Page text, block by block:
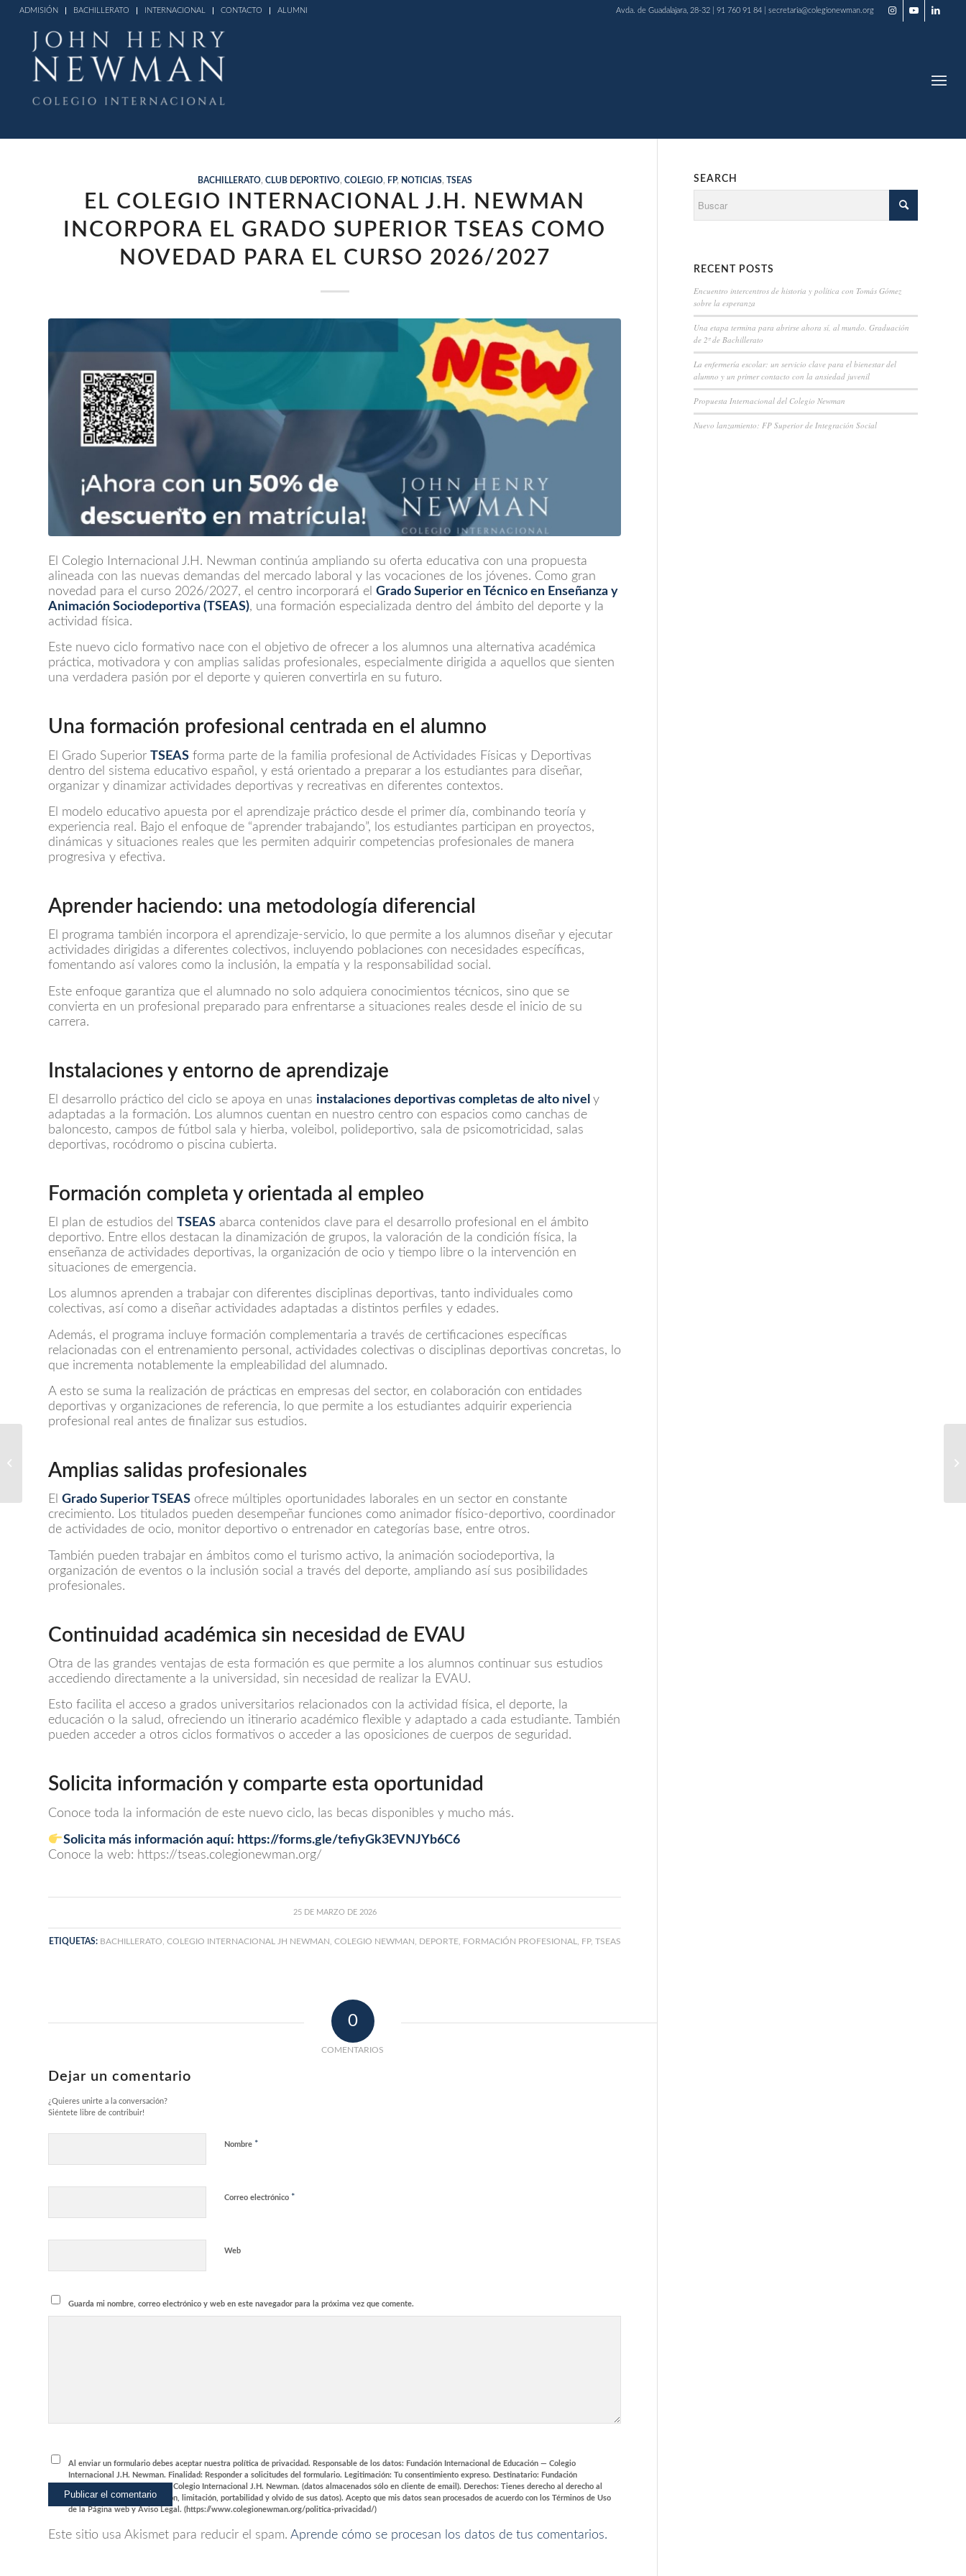
ADMISIÓN BACHILLERATO INTERNACIONAL CONTACTO ALUMNI Avda. de Guadalajara, 28-32 | 91 760 91 84 | secretaria@colegionewman.org
BACHILLERATO, CLUB DEPORTIVO, COLEGIO, FP, NOTICIAS, TSEAS
EL COLEGIO INTERNACIONAL J.H. NEWMAN
INCORPORA EL GRADO SUPERIOR TSEAS COMO
NOVEDAD PARA EL CURSO 2026/2027
El Colegio Internacional J.H. Newman continúa ampliando su oferta educativa con una propuesta
alineada con las nuevas demandas del mercado laboral y las vocaciones de los jóvenes. Como gran
novedad para el curso 2026/2027, el centro incorporará el Grado Superior en Técnico en Enseñanza y
Animación Sociodeportiva (TSEAS), una formación especializada dentro del ámbito del deporte y la
actividad física.
Este nuevo ciclo formativo nace con el objetivo de ofrecer a los alumnos una alternativa académica
práctica, motivadora y con amplias salidas profesionales, especialmente dirigida a aquellos que sienten
una verdadera pasión por el deporte y quieren convertirla en su futuro.
Una formación profesional centrada en el alumno
El Grado Superior TSEAS forma parte de la familia profesional de Actividades Físicas y Deportivas
dentro del sistema educativo español, y está orientado a preparar a los estudiantes para diseñar,
organizar y dinamizar actividades deportivas y recreativas en diferentes contextos.
El modelo educativo apuesta por el aprendizaje práctico desde el primer día, combinando teoría y
experiencia real. Bajo el enfoque de “aprender trabajando”, los estudiantes participan en proyectos,
dinámicas y situaciones reales que les permiten adquirir competencias profesionales de manera
progresiva y efectiva.
Aprender haciendo: una metodología diferencial
El programa también incorpora el aprendizaje-servicio, lo que permite a los alumnos diseñar y ejecutar
actividades dirigidas a diferentes colectivos, incluyendo poblaciones con necesidades específicas,
fomentando así valores como la inclusión, la empatía y la responsabilidad social.
Este enfoque garantiza que el alumnado no solo adquiera conocimientos técnicos, sino que se
convierta en un profesional preparado para enfrentarse a situaciones reales desde el inicio de su
carrera.
Instalaciones y entorno de aprendizaje
El desarrollo práctico del ciclo se apoya en unas instalaciones deportivas completas de alto nivel y
adaptadas a la formación. Los alumnos cuentan en nuestro centro con espacios como canchas de
baloncesto, campos de fútbol sala y hierba, voleibol, polideportivo, sala de psicomotricidad, salas
deportivas, rocódromo o piscina cubierta.
Formación completa y orientada al empleo
El plan de estudios del TSEAS abarca contenidos clave para el desarrollo profesional en el ámbito
deportivo. Entre ellos destacan la dinamización de grupos, la valoración de la condición física, la
enseñanza de actividades deportivas, la organización de ocio y tiempo libre o la intervención en
situaciones de emergencia.
Los alumnos aprenden a trabajar con diferentes disciplinas deportivas, tanto individuales como
colectivas, así como a diseñar actividades adaptadas a distintos perfiles y edades.
Además, el programa incluye formación complementaria a través de certificaciones específicas
relacionadas con el entrenamiento personal, actividades colectivas o disciplinas deportivas concretas, lo
que incrementa notablemente la empleabilidad del alumnado.
A esto se suma la realización de prácticas en empresas del sector, en colaboración con entidades
deportivas y organizaciones de referencia, lo que permite a los estudiantes adquirir experiencia
profesional real antes de finalizar sus estudios.
Amplias salidas profesionales
El Grado Superior TSEAS ofrece múltiples oportunidades laborales en un sector en constante
crecimiento. Los titulados pueden desempeñar funciones como animador físico-deportivo, coordinador
de actividades de ocio, monitor deportivo o entrenador en categorías base, entre otros.
También pueden trabajar en ámbitos como el turismo activo, la animación sociodeportiva, la
organización de eventos o la inclusión social a través del deporte, ampliando así sus posibilidades
profesionales.
Continuidad académica sin necesidad de EVAU
Otra de las grandes ventajas de esta formación es que permite a los alumnos continuar sus estudios
accediendo directamente a la universidad, sin necesidad de realizar la EVAU.
Esto facilita el acceso a grados universitarios relacionados con la actividad física, el deporte, la
educación o la salud, ofreciendo un itinerario académico flexible y adaptado a cada estudiante. También
pueden acceder a otros ciclos formativos o acceder a las oposiciones de cuerpos de seguridad.
Solicita información y comparte esta oportunidad
Conoce toda la información de este nuevo ciclo, las becas disponibles y mucho más.
Solicita más información aquí: https://forms.gle/tefiyGk3EVNJYb6C6
Conoce la web: https://tseas.colegionewman.org/
25 DE MARZO DE 2026
ETIQUETAS: BACHILLERATO, COLEGIO INTERNACIONAL JH NEWMAN , COLEGIO NEWMAN , DEPORTE, FORMACIÓN PROFESIONAL, FP, TSEAS
0
COMENTARIOS
Dejar un comentario
¿Quieres unirte a la conversación?
Siéntete libre de contribuir!
Nombre *
Correo electrónico *
Web
Guarda mi nombre, correo electrónico y web en este navegador para la próxima vez que comente.
Al enviar un formulario debes aceptar nuestra política de privacidad. Responsable de los datos: Fundación Internacional de Educación — Colegio
Internacional J.H. Newman. Finalidad: Responder a solicitudes del formulario. Legitimación: Tu consentimiento expreso. Destinatario: Fundación
Internacional de Educación — Colegio Internacional J.H. Newman. (datos almacenados sólo en cliente de email). Derechos: Tienes derecho al derecho al
acceso, rectificación, supresión, limitación, portabilidad y olvido de sus datos). Acepto que mis datos sean procesados de acuerdo con los Términos de Uso
de la Página web y Aviso Legal. (https://www.colegionewman.org/politica-privacidad/)
Este sitio usa Akismet para reducir el spam. Aprende cómo se procesan los datos de tus comentarios.
SEARCH
RECENT POSTS
Encuentro intercentros de historia y política con Tomás Gómez
sobre la esperanza
Una etapa termina para abrirse ahora sí, al mundo. Graduación
de 2º de Bachillerato
La enfermería escolar: un servicio clave para el bienestar del
alumno y un primer contacto con la ansiedad juvenil
Propuesta Internacional del Colegio Newman
Nuevo lanzamiento: FP Superior de Integración Social
estudian en el
Bachillerato Artístico?